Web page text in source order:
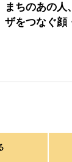
まちのあの人
ザをつなぐ顔